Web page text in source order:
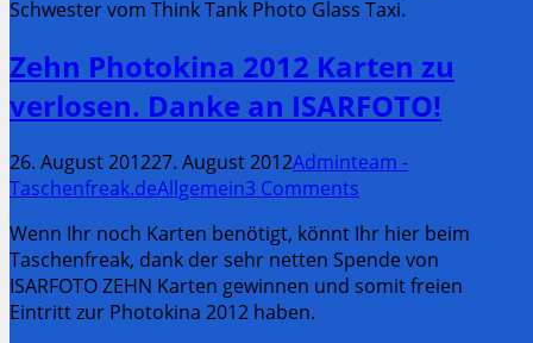
Schwester vom Think Tank Photo Glass Taxi.
Zehn Photokina 2012 Karten zu
verlosen. Danke an ISARFOTO!
26. August 201227. August 2012Adminteam -
Taschenfreak.deAllgemein3 Comments
Wenn Ihr noch Karten benötigt, könnt Ihr hier beim
Taschenfreak, dank der sehr netten Spende von
ISARFOTO ZEHN Karten gewinnen und somit freien
Eintritt zur Photokina 2012 haben.